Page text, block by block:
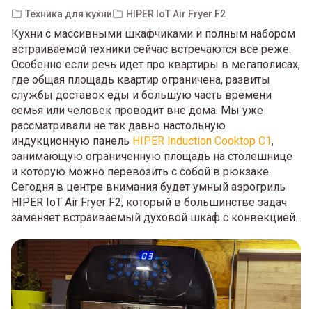
Техника для кухни HIPER IoT Air Fryer F2
Кухни с массивными шкафчиками и полным набором
встраиваемой техники сейчас встречаются все реже.
Особенно если речь идет про квартиры в мегаполисах,
где общая площадь квартир ограничена, развиты
службы доставок еды и большую часть времени
семья или человек проводит вне дома. Мы уже
рассматривали не так давно настольную
индукционную панель HIPER Induction Cooktop C1,
занимающую ограниченную площадь на столешнице
и которую можно перевозить с собой в рюкзаке.
Сегодня в центре внимания будет умный аэрогриль
HIPER IoT Air Fryer F2, который в большинстве задач
заменяет встраиваемый духовой шкаф с конвекцией.